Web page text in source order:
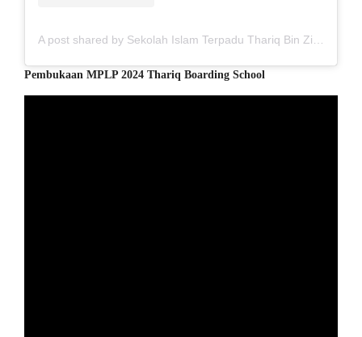
A post shared by Sekolah Islam Terpadu Thariq Bin Ziyad (@sittbz)
Pembukaan MPLP 2024 Thariq Boarding School